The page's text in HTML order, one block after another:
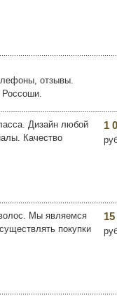
отзывы.
Дизайн любой
Качество
1
Мы являемся
покупки
15